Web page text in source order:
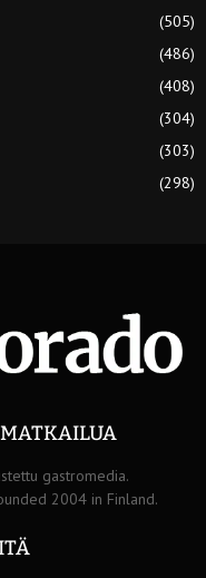
(505)
(486)
(408)
(304)
(303)
(298)
gastromedia.
2004 in Finland.